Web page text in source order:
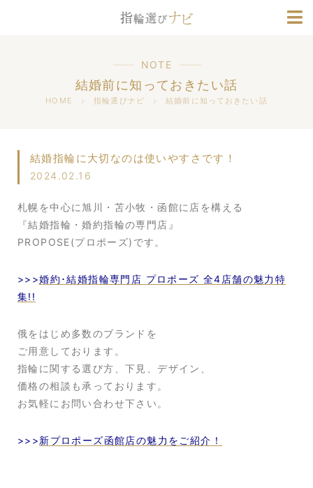
ブランド情報
NOTE
結婚前に知っておきたい話
HOME 指輪選びナビ 結婚前に知っておきたい話
結婚指輪に大切なのは使いやすさです！
2024.02.16
札幌を中心に旭川・苫小牧・函館に店を構える
『結婚指輪・婚約指輪の専門店』
PROPOSE(プロポーズ)です。
>>>婚約･結婚指輪専門店 プロポーズ 全4店舗の魅力特
集!!
俄をはじめ多数のブランドを
ご用意しております。
指輪に関する選び方、下見、デザイン、
価格の相談も承っております。
お気軽にお問い合わせ下さい。
>>>新プロポーズ函館店の魅力をご紹介！